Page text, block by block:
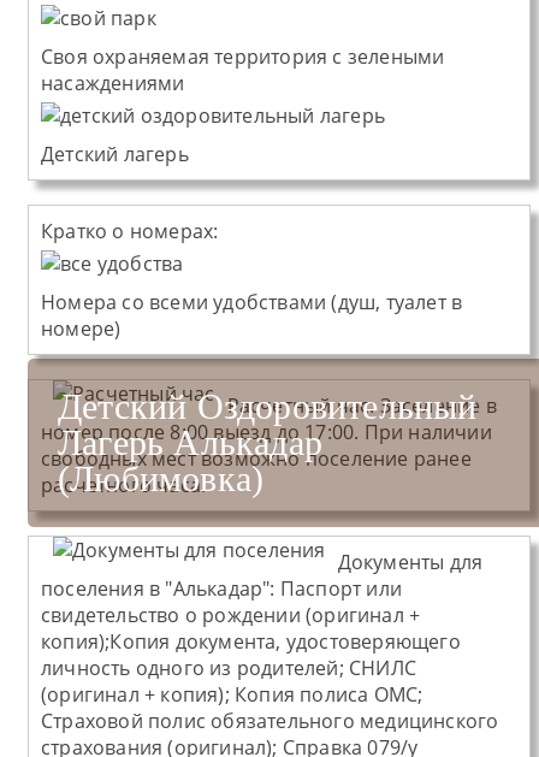
Детский Оздоровительный
Лагерь Алькадар
(Любимовка)
Своя охраняемая территория с зелеными
насаждениями
Детский лагерь
Кратко о номерах:
Номера со всеми удобствами (душ, туалет в
номере)
Расчетный час: Заселение в
номер после 8:00 выезд до 17:00. При наличии
свободных мест возможно поселение ранее
расчетного часа.
Документы для
поселения в "Алькадар": Паспорт или
свидетельство о рождении (оригинал +
копия);Копия документа, удостоверяющего
личность одного из родителей; СНИЛС
(оригинал + копия); Копия полиса ОМС;
Страховой полис обязательного медицинского
страхования (оригинал); Справка 079/у